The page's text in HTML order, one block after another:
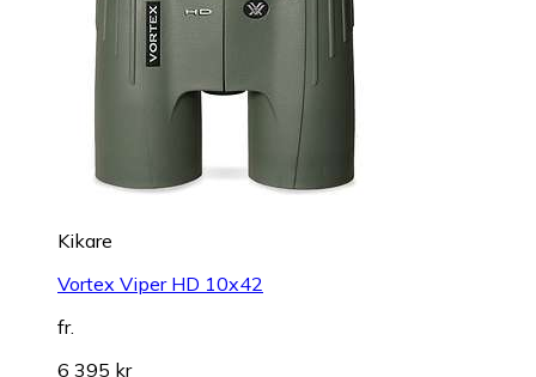
Kikare
Vortex Viper HD 10x42
fr.
6 395 kr